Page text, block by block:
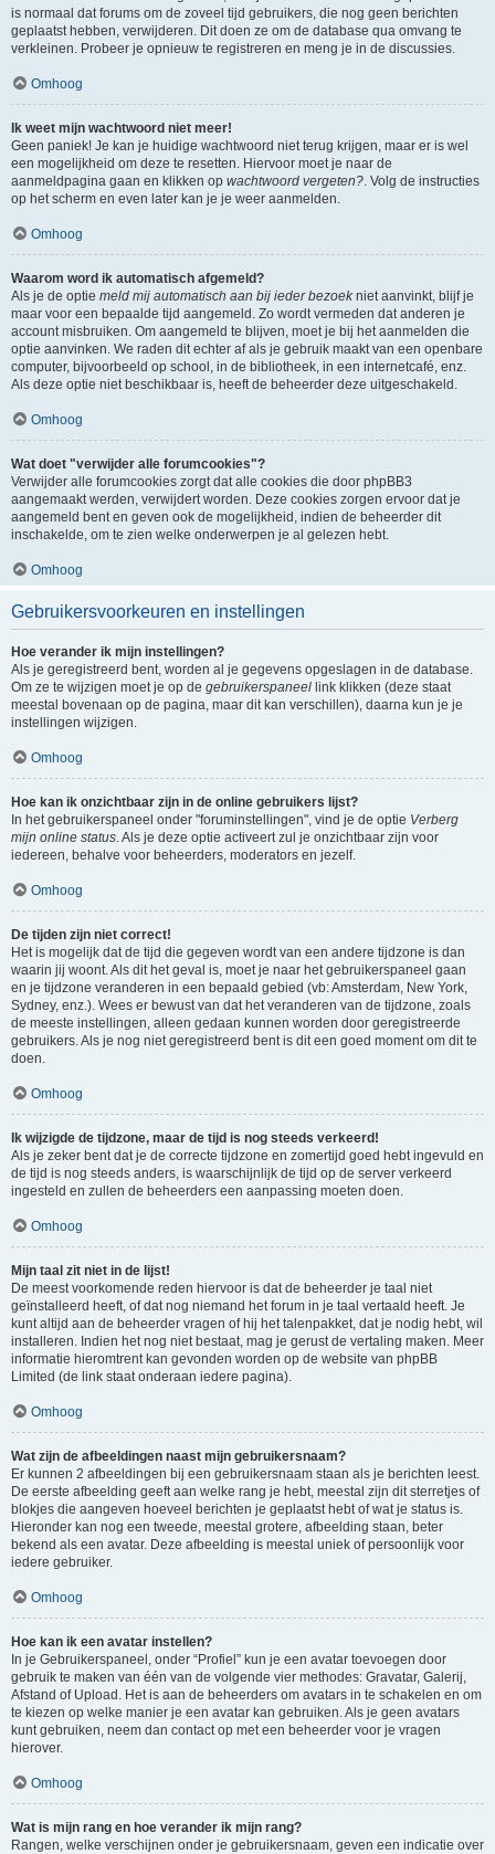
is normaal dat forums om de zoveel tijd gebruikers, die nog geen berichten
geplaatst hebben, verwijderen. Dit doen ze om de database qua omvang te
verkleinen. Probeer je opnieuw te registreren en meng je in de discussies.
Omhoog
Ik weet mijn wachtwoord niet meer!
Geen paniek! Je kan je huidige wachtwoord niet terug krijgen, maar er is wel
een mogelijkheid om deze te resetten. Hiervoor moet je naar de
aanmeldpagina gaan en klikken op wachtwoord vergeten?. Volg de instructies
op het scherm en even later kan je je weer aanmelden.
Omhoog
Waarom word ik automatisch afgemeld?
Als je de optie meld mij automatisch aan bij ieder bezoekniet aanvinkt, blijf je
maar voor een bepaalde tijd aangemeld. Zo wordt vermeden dat anderen je
account misbruiken. Om aangemeld te blijven, moet je bij het aanmelden die
optie aanvinken. We raden dit echter af als je gebruik maakt van een openbare
computer, bijvoorbeeld op school, in de bibliotheek, in een internetcafé, enz.
Als deze optie niet beschikbaar is, heeft de beheerder deze uitgeschakeld.
Omhoog
Wat doet "verwijder alle forumcookies"?
Verwijder alle forumcookies zorgt dat alle cookies die door phpBB3
aangemaakt werden, verwijdert worden. Deze cookies zorgen ervoor dat je
aangemeld bent en geven ook de mogelijkheid, indien de beheerder dit
inschakelde, om te zien welke onderwerpen je al gelezen hebt.
Omhoog
Gebruikersvoorkeuren en instellingen
Hoe verander ik mijn instellingen?
Als je geregistreerd bent, worden al je gegevens opgeslagen in de database.
Om ze te wijzigen moet je op de gebruikerspaneel link klikken (deze staat
meestal bovenaan op de pagina, maar dit kan verschillen), daarna kun je je
instellingen wijzigen.
Omhoog
Hoe kan ik onzichtbaar zijn in de online gebruikers lijst?
In het gebruikerspaneel onder "foruminstellingen", vind je de optie Verberg
mijn online status. Als je deze optie activeert zul je onzichtbaar zijn voor
iedereen, behalve voor beheerders, moderators en jezelf.
Omhoog
De tijden zijn niet correct!
Het is mogelijk dat de tijd die gegeven wordt van een andere tijdzone is dan
waarin jij woont. Als dit het geval is, moet je naar het gebruikerspaneel gaan
en je tijdzone veranderen in een bepaald gebied (vb: Amsterdam, New York,
Sydney, enz.). Wees er bewust van dat het veranderen van de tijdzone, zoals
de meeste instellingen, alleen gedaan kunnen worden door geregistreerde
gebruikers. Als je nog niet geregistreerd bent is dit een goed moment om dit te
doen.
Omhoog
Ik wijzigde de tijdzone, maar de tijd is nog steeds verkeerd!
Als je zeker bent dat je de correcte tijdzone en zomertijd goed hebt ingevuld en
de tijd is nog steeds anders, is waarschijnlijk de tijd op de server verkeerd
ingesteld en zullen de beheerders een aanpassing moeten doen.
Omhoog
Mijn taal zit niet in de lijst!
De meest voorkomende reden hiervoor is dat de beheerder je taal niet
geïnstalleerd heeft, of dat nog niemand het forum in je taal vertaald heeft. Je
kunt altijd aan de beheerder vragen of hij het talenpakket, dat je nodig hebt, wil
installeren. Indien het nog niet bestaat, mag je gerust de vertaling maken. Meer
informatie hieromtrent kan gevonden worden op de website van phpBB
Limited (de link staat onderaan iedere pagina).
Omhoog
Wat zijn de afbeeldingen naast mijn gebruikersnaam?
Er kunnen 2 afbeeldingen bij een gebruikersnaam staan als je berichten leest.
De eerste afbeelding geeft aan welke rang je hebt, meestal zijn dit sterretjes of
blokjes die aangeven hoeveel berichten je geplaatst hebt of wat je status is.
Hieronder kan nog een tweede, meestal grotere, afbeelding staan, beter
bekend als een avatar. Deze afbeelding is meestal uniek of persoonlijk voor
iedere gebruiker.
Omhoog
Hoe kan ik een avatar instellen?
In je Gebruikerspaneel, onder “Profiel” kun je een avatar toevoegen door
gebruik te maken van één van de volgende vier methodes: Gravatar, Galerij,
Afstand of Upload. Het is aan de beheerders om avatars in te schakelen en om
te kiezen op welke manier je een avatar kan gebruiken. Als je geen avatars
kunt gebruiken, neem dan contact op met een beheerder voor je vragen
hierover.
Omhoog
Wat is mijn rang en hoe verander ik mijn rang?
Rangen, welke verschijnen onder je gebruikersnaam, geven een indicatie over